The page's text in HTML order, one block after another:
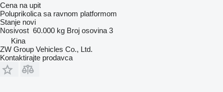
Cena na upit
Poluprikolica sa ravnom platformom
Stanje novi
Nosivost 60.000 kg Broj osovina 3
Kina
ZW Group Vehicles Co., Ltd.
Kontaktirajte prodavca